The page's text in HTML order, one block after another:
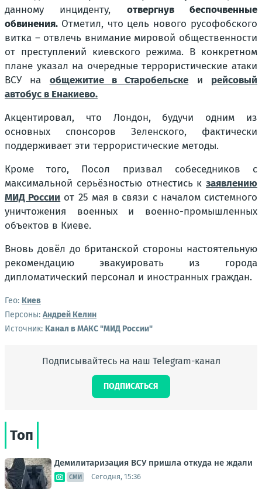
данному инциденту, отвергнув беспочвенные
обвинения. Отметил, что цель нового русофобского
витка – отвлечь внимание мировой общественности
от преступлений киевского режима. В конкретном
плане указал на очередные террористические атаки
ВСУ на общежитие в Старобельске и рейсовый
автобус в Енакиево.
Акцентировал, что Лондон, будучи одним из
основных спонсоров Зеленского, фактически
поддерживает эти террористические методы.
Кроме того, Посол призвал собеседников с
максимальной серьёзностью отнестись к заявлению
МИД России от 25 мая в связи с началом системного
уничтожения военных и военно-промышленных
объектов в Киеве.
Вновь довёл до британской стороны настоятельную
рекомендацию эвакуировать из города
дипломатический персонал и иностранных граждан.
Гео: Киев
Персоны: Андрей Келин
Источник: Канал в МАКС "МИД России"
Подписывайтесь на наш Telegram-канал
ПОДПИСАТЬСЯ
Топ
Демилитаризация ВСУ пришла откуда не ждали
СМИ Сегодня, 15:36